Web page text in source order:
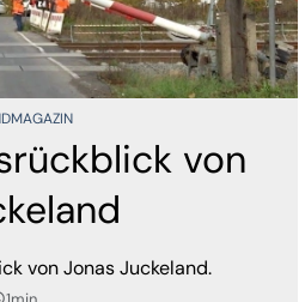
von
von Jonas Juckeland.